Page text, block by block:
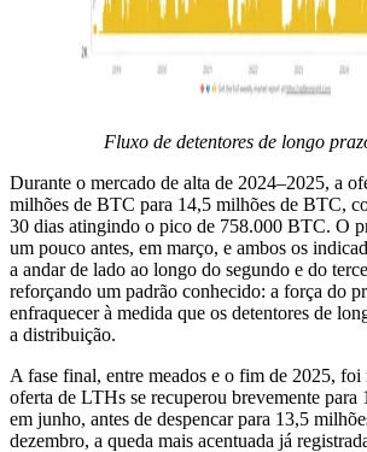
Fluxo de detentores de longo
Durante o mercado de alta de 2024–2025, a
milhões de BTC para 14,5 milhões de BTC,
30 dias atingindo o pico de 758.000 BTC. O
um pouco antes, em março, e ambos os
a andar de lado ao longo do segundo e do
reforçando um padrão conhecido: a força do
enfraquecer à medida que os detentores de
a distribuição.
A fase final, entre meados e o fim de 2025, foi
oferta de LTHs se recuperou brevemente
em junho, antes de despencar para 13,5
dezembro, a queda mais acentuada já